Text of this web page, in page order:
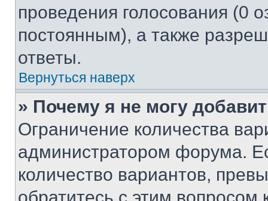
проведения голосования (0
постоянным), а также
ответы.
Вернуться наверх
» Почему я не могу
Ограничение количества
администратором форума.
количество вариантов,